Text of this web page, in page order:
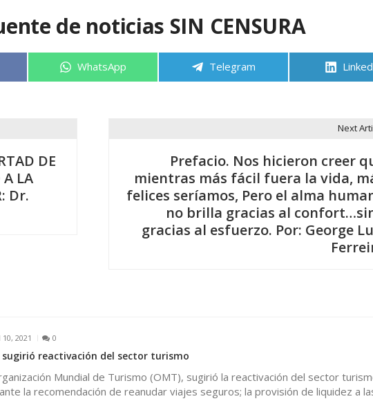
de noticias SIN CENSURA
Compartir
WhatsApp Compartir
Telegram
DE
A LA
Dr.
Next
Prefacio. Nos hicieron creer
mientras más fácil fuera la vida,
felices seríamos, Pero el alma
no brilla gracias al
gracias al esfuerzo. Por: George
2021 0
sugirió reactivación del sector turismo
Mundial de Turismo (OMT), sugirió la reactivación del sector
la recomendación de reanudar viajes seguros; la provisión de liquidez a